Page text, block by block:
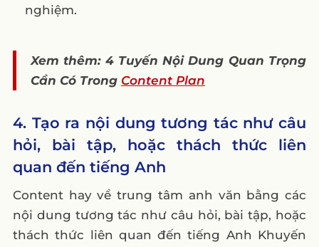
nghiệm.
Xem thêm: 4 Tuyến Nội Dung Quan Trọng
Cần Có Trong Content Plan
4. Tạo ra nội dung tương tác như câu
hỏi, bài tập, hoặc thách thức liên
quan đến tiếng Anh
Content hay về trung tâm anh văn bằng các
nội dung tương tác như câu hỏi, bài tập, hoặc
thách thức liên quan đến tiếng Anh Khuyến